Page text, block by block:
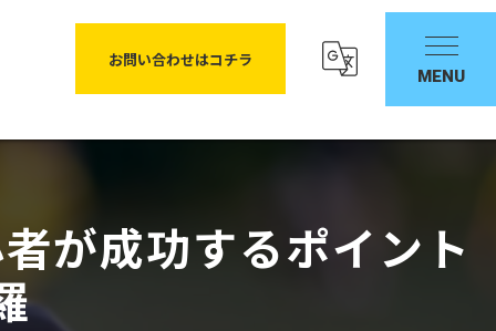
お問い合わせはコチラ
が成功するポイント